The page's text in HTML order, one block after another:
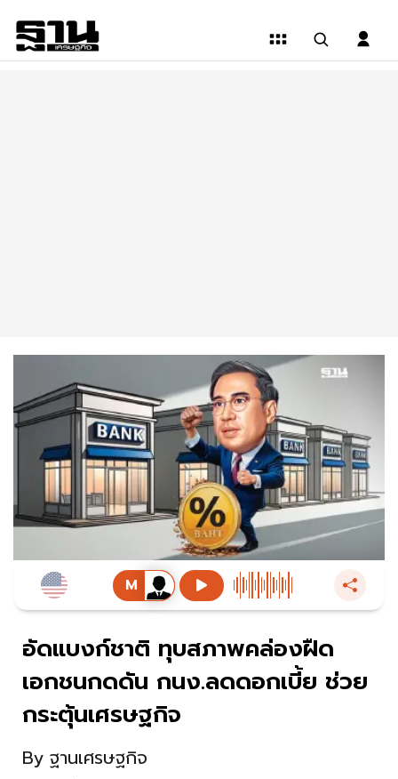
อัดแบงก์ชาติ ทุบสภาพคล่องฝืด
เอกชนกดดัน กนง.ลดดอกเบี้ย ช่วย
กระตุ้นเศรษฐกิจ
By ฐานเศรษฐกิจ